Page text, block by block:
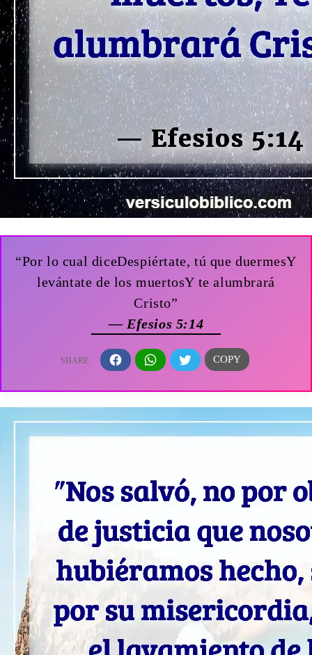
“Por lo cual diceDespiértate, tú que duermesY
levántate de los muertosY te alumbrará
Cristo”
— Efesios 5:14